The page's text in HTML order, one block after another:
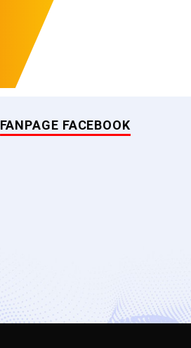
FANPAGE FACEBOOK